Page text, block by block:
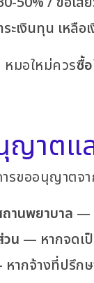
ะเงินทุน เหลื
มอใหม่ควรซื้
ญาตแ
รขออนุญาตจ
านพยาบาล —
น — หากจดเ
ากจ้างที่ปรึกษ